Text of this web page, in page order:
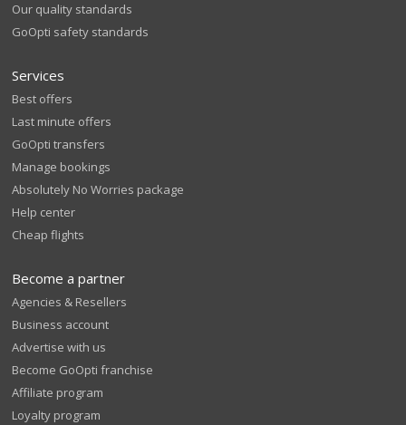
Our quality standards
GoOpti safety standards
Services
Best offers
Last minute offers
GoOpti transfers
Manage bookings
Absolutely No Worries package
Help center
Cheap flights
Become a partner
Agencies & Resellers
Business account
Advertise with us
Become GoOpti franchise
Affiliate program
Loyalty program